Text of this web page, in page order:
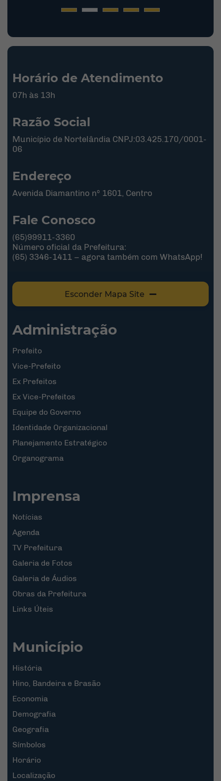
Horário de Atendimento
07h às 13h
Razão Social
Município de Nortelândia CNPJ:03.425.170/0001-
06
Endereço
Avenida Diamantino nº 1601, Centro
Fale Conosco
(65)99911-3360
Número oficial da Prefeitura:
(65) 3346-1411 – agora também com WhatsApp!
Esconder Mapa Site
Administração
Prefeito
Vice-Prefeito
Ex Prefeitos
Ex Vice-Prefeitos
Equipe do Governo
Identidade Organizacional
Planejamento Estratégico
Organograma
Imprensa
Notícias
Agenda
TV Prefeitura
Galeria de Fotos
Galeria de Áudios
Obras da Prefeitura
Links Úteis
Município
História
Hino, Bandeira e Brasão
Economia
Demografia
Geografia
Símbolos
Horário
Localização